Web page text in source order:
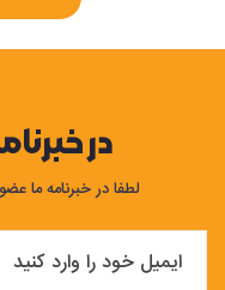
در
لطفا در خبرنامه ما